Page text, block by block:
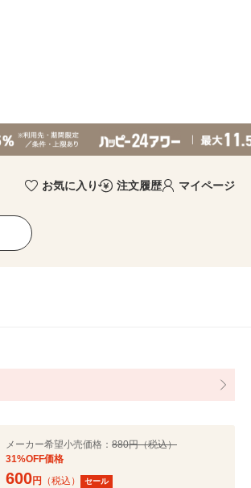
お気に入り 注文履歴 マイページ
メーカー希望小売価格： 880円（税込）
31%OFF価格
600円 （税込） セール